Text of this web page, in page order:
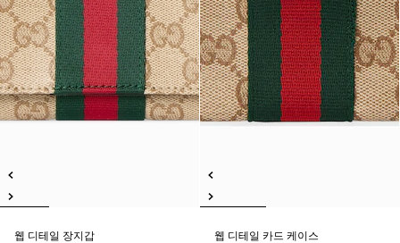
웹 디테일 장지갑
웹 디테일 카드 케이스